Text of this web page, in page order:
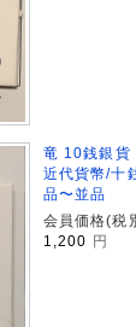
竜 10銭銀
近代貨幣/十
品〜並品
会員価格(税
1,200 円